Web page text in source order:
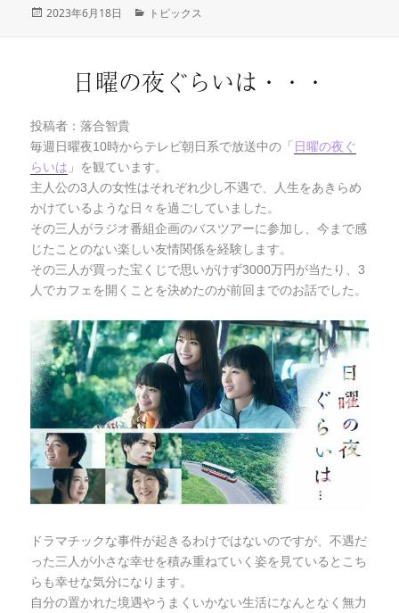
投
2023年6月18日
カ
ー
トピックス
日曜の夜ぐらいは・・・
投稿者：落合智貴
毎週日曜夜10時からテレビ朝日系で放送中の「 日曜の夜ぐ
らいは 」を観ています。
主人公の3人の女性はそれぞれ少し不遇で、人生をあきらめ
かけているような日々を過ごしていました。
その三人がラジオ番組企画のバスツアーに参加し、今まで感
じたことのない楽しい友情関係を経験します。
その三人が買った宝くじで思いがけず3000万円が当たり、3
人でカフェを開くことを決めたのが前回までのお話でした。
ドラマチックな事件が起きるわけではないのですが、不遇だ
った三人が小さな幸せを積み重ねていく姿を見ているとこち
らも幸せな気分になります。
自分の置かれた境遇やうまくいかない生活になんとなく無力